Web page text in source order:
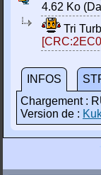
4.62 Ko
Tri
INFOS
Chargement :
Version de :